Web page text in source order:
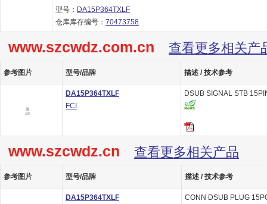
型号： DA15P364TXLF
仓库库存编号： 70473758
www.szcwdz.com.cn 查看更多相关产
参考图片 型号/品牌 描述 / 技术参考
DA15P364TXLF
FCI
DSUB SIGNAL STB
www.szcwdz.cn 查看更多相关产品
参考图片 型号/品牌 描述 / 技术参考
DA15P364TXLF
CONN DSUB PLUG